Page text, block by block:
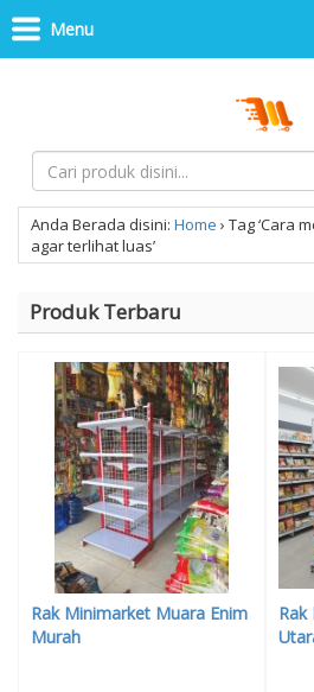
Menu
Anda Berada disini: Home › Tag ‘Cara
agar terlihat luas’
Produk Terbaru
Rak Minimarket Muara Enim
Murah
Rak